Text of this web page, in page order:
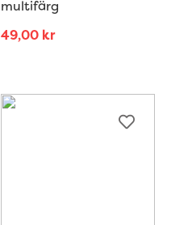
multifärg
49,00 kr